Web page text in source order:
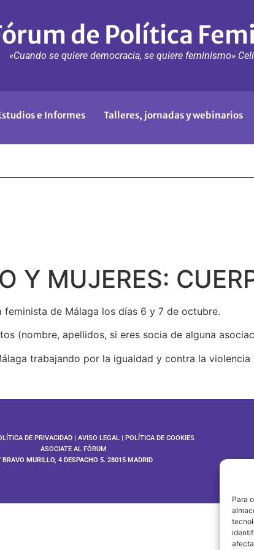
Para
de Política
«Cuando se quiere democracia, se quiere feminismo»
e Informes Talleres, jornadas y webinarios
Y MUJERES:
de Málaga los días 6 y 7 de octubre.
(nombre, apellidos, si eres socia de alguna
trabajando por la igualdad y contra la violencia
DE PRIVACIDAD |AVISO LEGAL
POLÍTICA DE COOKIES
ASOCIATE AL FÓRUM
BRAVO MURILLO, 4 DESPACHO 5. 28015 MADRID